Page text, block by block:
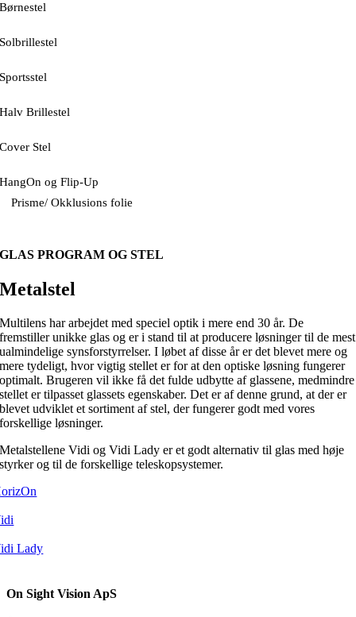
Børnestel
Solbrillestel
Sportsstel
Halv Brillestel
Cover Stel
HangOn og Flip-Up
Prisme/ Okklusions folie
GLAS PROGRAM OG STEL
Metalstel
Multilens har arbejdet med speciel optik i mere end 30 år. De
fremstiller unikke glas og er i stand til at producere løsninger til de mest
ualmindelige synsforstyrrelser. I løbet af disse år er det blevet mere og
mere tydeligt, hvor vigtig stellet er for at den optiske løsning fungerer
optimalt. Brugeren vil ikke få det fulde udbytte af glassene, medmindre
stellet er tilpasset glassets egenskaber. Det er af denne grund, at der er
blevet udviklet et sortiment af stel, der fungerer godt med vores
forskellige løsninger.
Metalstellene Vidi og Vidi Lady er et godt alternativ til glas med høje
styrker og til de forskellige teleskopsystemer.
Lady
On Sight Vision ApS